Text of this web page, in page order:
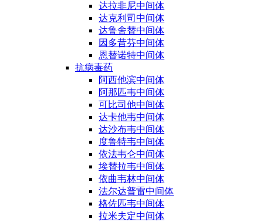
达拉非尼中间体
达克利司中间体
达鲁舍替中间体
因多昔芬中间体
恩替诺特中间体
抗病毒药
阿西他滨中间体
阿那匹韦中间体
可比司他中间体
达卡他韦中间体
达沙布韦中间体
度鲁特韦中间体
依法韦仑中间体
埃替拉韦中间体
依曲韦林中间体
法尔达普雷中间体
格佐匹韦中间体
拉米夫定中间体